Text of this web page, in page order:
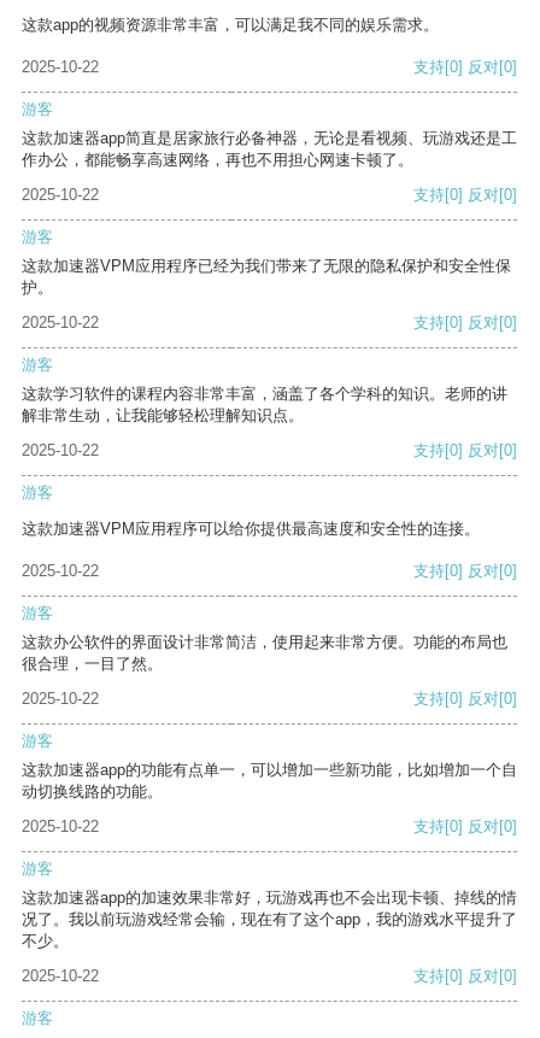
这款app的视频资源非常丰富，可以满足我不同的娱乐需求。
2025-10-22 支持[0] 反对[0]
游客
这款加速器app简直是居家旅行必备神器，无论是看视频、玩游戏还是工
作办公，都能畅享高速网络，再也不用担心网速卡顿了。
2025-10-22
支持[0] 反对[0]
游客
这款加速器VPM应用程序已经为我们带来了无限的隐私保护和安全性保
护。
2025-10-22
支持[0] 反对[0]
游客
这款学习软件的课程内容非常丰富，涵盖了各个学科的知识。老师的讲
解非常生动，让我能够轻松理解知识点。
2025-10-22
支持[0] 反对[0]
游客
这款加速器VPM应用程序可以给你提供最高速度和安全性的连接。
2025-10-22 支持[0] 反对[0]
游客
这款办公软件的界面设计非常简洁，使用起来非常方便。功能的布局也
很合理，一目了然。
2025-10-22
支持[0] 反对[0]
游客
这款加速器app的功能有点单一，可以增加一些新功能，比如增加一个自
动切换线路的功能。
2025-10-22
支持[0] 反对[0]
游客
这款加速器app的加速效果非常好，玩游戏再也不会出现卡顿、掉线的情
况了。我以前玩游戏经常会输，现在有了这个app，我的游戏水平提升了
不少。
2025-10-22
支持[0] 反对[0]
游客